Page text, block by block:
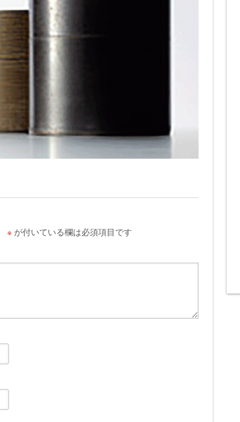
※が付いている欄は必須項目です